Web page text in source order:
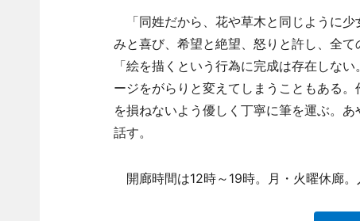
「同姓だから、花や草木と同じように少
みと喜び、希望と絶望、怒りと許し、全
「絵を描くという行為に完成は存在しな
ージをがらりと変えてしまうこともある
を損ねないよう優しく丁寧に筆を運ぶ。
話す。
開廊時間は12時～19時。月・火曜休廊。